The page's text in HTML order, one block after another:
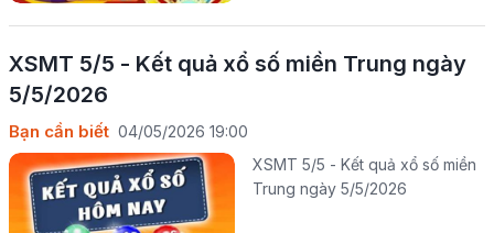
XSMT 5/5 - Kết quả xổ số miền Trung ngày
5/5/2026
Bạn cần biết 04/05/2026 19:00
XSMT 5/5 - Kết quả xổ số miền
Trung ngày 5/5/2026